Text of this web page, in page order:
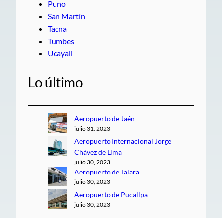
Puno
San Martín
Tacna
Tumbes
Ucayali
Lo último
Aeropuerto de Jaén
julio 31, 2023
Aeropuerto Internacional Jorge
Chávez de Lima
julio 30, 2023
Aeropuerto de Talara
julio 30, 2023
Aeropuerto de Pucallpa
julio 30, 2023